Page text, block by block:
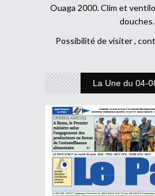
Ouaga 2000. Clim et
douches.
Possibilité de visiter ,
La Une du 04-